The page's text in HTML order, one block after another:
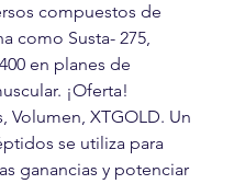
compuestos de
como Susta- 275,
en planes de
¡Oferta!
Volumen, XTGOLD. Un
se utiliza para
ganancias y potenciar